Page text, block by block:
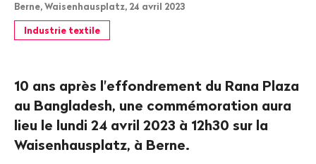
Berne, Waisenhausplatz, 24 avril 2023
Industrie textile
10 ans après l'effondrement du Rana Plaza
au Bangladesh, une commémoration aura
lieu le lundi 24 avril 2023 à 12h30 sur la
Waisenhausplatz, à Berne.